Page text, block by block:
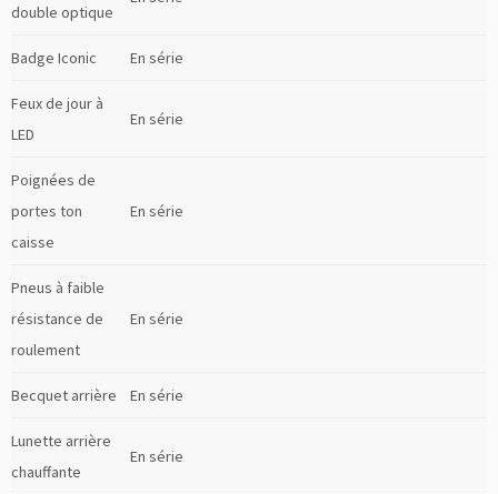
double optique
Badge Iconic En série
Feux de jour à
LED
En série
Poignées de
portes ton
caisse
En série
Pneus à faible
résistance de
roulement
En série
Becquet arrière En série
Lunette arrière
chauffante
En série